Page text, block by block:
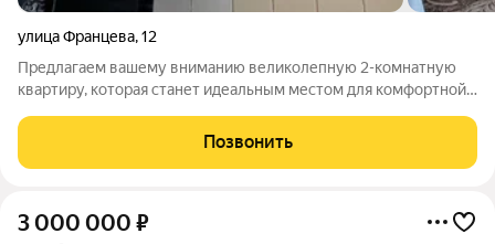
улица Францева,12
Предлагаем вашему вниманию великолепную 2-комнатную
квартиру, которая станет идеальным местом для комфортной
позволяет с легкостью организовать пространство по вашему
вкусу. Современный ремонт и
Позвонить
3 000 000 ₽